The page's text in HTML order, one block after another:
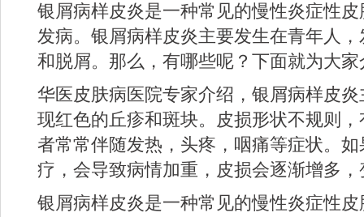
银屑病样皮炎是一种常见的慢性炎症性
发病。银屑病样皮炎主要发生在青年人
和脱屑。那么，有哪些呢？下面就为大
华医皮肤病医院专家介绍，银屑病样皮
现红色的丘疹和斑块。皮损形状不规则
者常常伴随发热，头疼，咽痛等症状。
疗，会导致病情加重，皮损会逐渐增多，
银屑病样皮炎是一种常见的慢性炎症性